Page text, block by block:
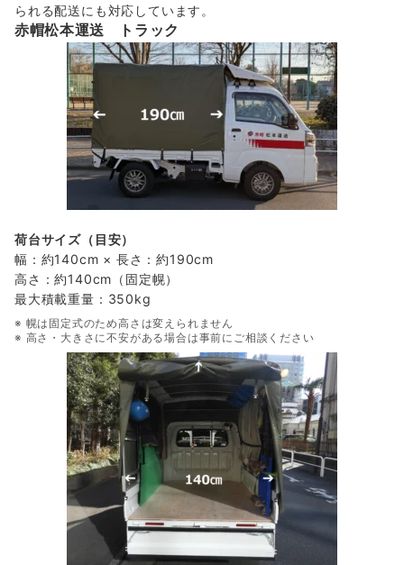
られる配送にも対応しています。
赤帽松本運送 トラック
荷台サイズ（目安）
幅：約140cm × 長さ：約190cm
高さ：約140cm（固定幌）
最大積載重量：350kg
※ 幌は固定式のため高さは変えられません
※ 高さ・大きさに不安がある場合は事前にご相談ください